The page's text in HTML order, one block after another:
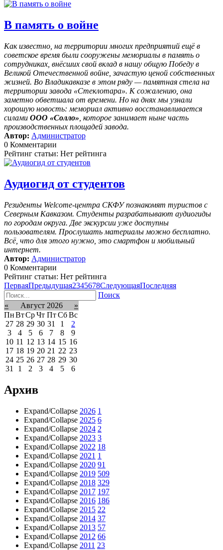
В память о войне
Как известно, на территории многих предприятий ещё в
советское время были сооружены мемориалы в память о
сотрудниках, внёсших свой вклад в нашу общую Победу в
Великой Отечественной войне, зачастую ценой собственных
жизней. Во Владикавказе в этом ряду — памятная стела на
территории завода «Стеклотара». К сожалению, она
заметно обветшала от времени. Но на днях мы узнали
хорошую новость: мемориал активно восстанавливается
силами ООО «Солло» , которое занимает ныне часть
производственных площадей завода.
Автор: Администратор
0 Комментарии
Рейтинг статьи: Нет рейтинга
Аудиогид от студентов
Резиденты Welcome-центра СКФУ познакомят туристов с
Северным Кавказом. Студенты разрабатывают аудиогиды
по городам округа. Две экскурсии уже доступны
пользователям. Прослушать материалы можно бесплатно.
Всё, что для этого нужно, это смартфон и мобильный
интернет.
Автор: Администратор
0 Комментарии
Рейтинг статьи: Нет рейтинга
ПерваяПредыдущая2345678СледующаяПоследняя
Поиск
«
Август 2026
»
ПнВтСрЧт Пт Сб Вс
27 28 29 30 31 1
2
3
4 5 6 7 8
9
10 11 12 13 14 15 16
17 18 19 20 21 22 23
24 25 26 27 28 29 30
31
1 2 3 4 5 6
Архив
Expand/Collapse 2026 1
Expand/Collapse 2025 6
Expand/Collapse 2024 2
Expand/Collapse 2023 3
Expand/Collapse 2022 18
Expand/Collapse 2021 1
Expand/Collapse 2020 91
Expand/Collapse 2019 509
Expand/Collapse 2018 329
Expand/Collapse 2017 197
Expand/Collapse 2016 186
Expand/Collapse 2015 22
Expand/Collapse 2014 37
Expand/Collapse 2013 57
Expand/Collapse 2012 66
Expand/Collapse 2011 23